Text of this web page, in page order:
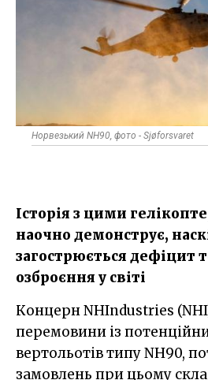
Норвезький NH90, фото - Sjøforsvaret
Історія з цими
наочно демонструє,
загострюється дефіцит
озброєння у світі
Концерн NHIndustries (NHI) наразі веде
перемовини із
вертольотів типу NH90,
замовлень при цьому